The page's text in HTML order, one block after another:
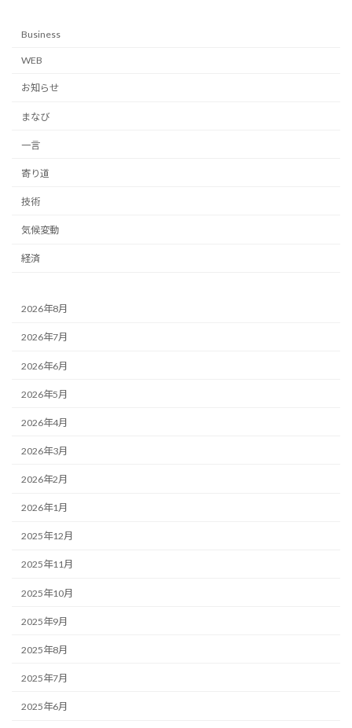
Business
WEB
お知らせ
まなび
一言
寄り道
技術
気候変動
経済
2026年8月
2026年7月
2026年6月
2026年5月
2026年4月
2026年3月
2026年2月
2026年1月
2025年12月
2025年11月
2025年10月
2025年9月
2025年8月
2025年7月
2025年6月